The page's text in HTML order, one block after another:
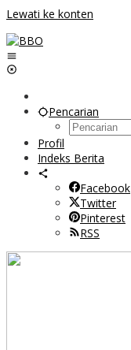
Lewati ke konten
Pencarian
Profil
Indeks Berita
Facebook
Twitter
Pinterest
RSS